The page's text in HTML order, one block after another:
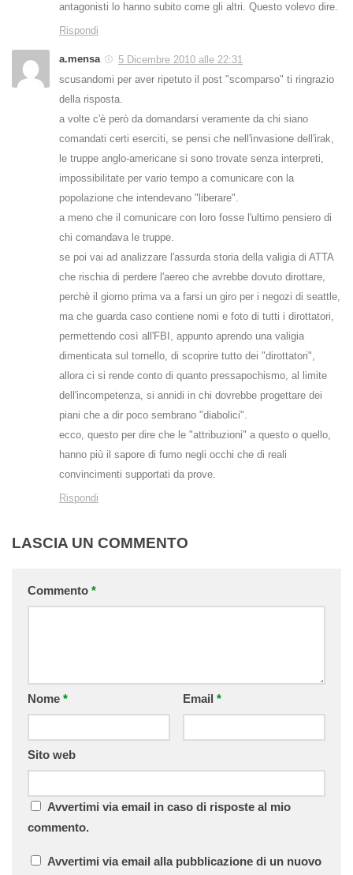
antagonisti lo hanno subito come gli altri. Questo volevo dire.
Rispondi
a.mensa
5 Dicembre 2010 alle 22:31
scusandomi per aver ripetuto il post "scomparso" ti ringrazio
della risposta.
a volte c'è però da domandarsi veramente da chi siano
comandati certi eserciti, se pensi che nell'invasione dell'irak,
le truppe anglo-americane si sono trovate senza interpreti,
impossibilitate per vario tempo a comunicare con la
popolazione che intendevano "liberare".
a meno che il comunicare con loro fosse l'ultimo pensiero di
chi comandava le truppe.
se poi vai ad analizzare l'assurda storia della valigia di ATTA
che rischia di perdere l'aereo che avrebbe dovuto dirottare,
perchè il giorno prima va a farsi un giro per i negozi di seattle,
ma che guarda caso contiene nomi e foto di tutti i dirottatori,
permettendo così all'FBI, appunto aprendo una valigia
dimenticata sul tornello, di scoprire tutto dei "dirottatori",
allora ci si rende conto di quanto pressapochismo, al limite
dell'incompetenza, si annidi in chi dovrebbe progettare dei
piani che a dir poco sembrano "diabolici".
ecco, questo per dire che le "attribuzioni" a questo o quello,
hanno più il sapore di fumo negli occhi che di reali
convincimenti supportati da prove.
Rispondi
LASCIA UN COMMENTO
Commento *
Nome * Email *
Sito web
Avvertimi via email in caso di risposte al mio
commento.
Avvertimi via email alla pubblicazione di un nuovo